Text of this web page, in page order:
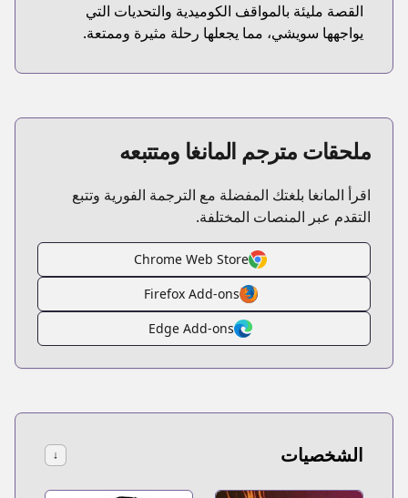
القصة مليئة بالمواقف الكوميدية والتحديات التي
يواجهها سويشي، مما يجعلها رحلة مثيرة وممتعة.
ملحقات مترجم المانغا ومتتبعه
اقرأ المانغا بلغتك المفضلة مع الترجمة الفورية وتتبع
التقدم عبر المنصات المختلفة.
Chrome Web Store
Firefox Add-ons
Edge Add-ons
الشخصيات ↓